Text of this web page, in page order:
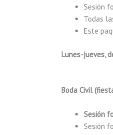
Sesión
Todas
Este
Lunes-jueves,
Boda Civil
Sesión
Sesión